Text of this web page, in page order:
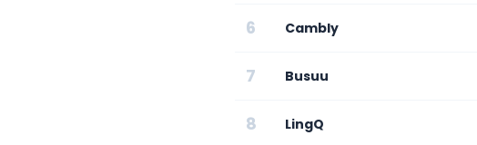
6 Cambly
7 Busuu
8 LingQ